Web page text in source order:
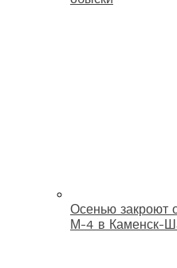
Осенью закроют
М-4 в Каменск-